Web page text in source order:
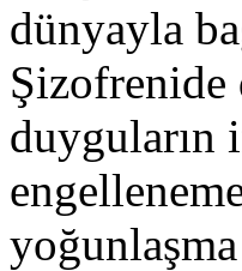
dünyayla
Şizofrenide
duyguların